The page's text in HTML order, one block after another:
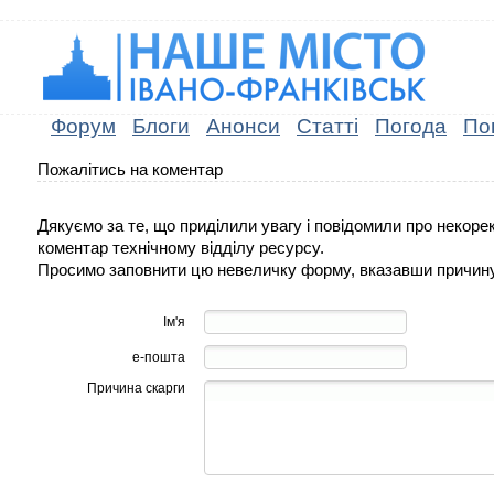
Форум Блоги Анонси Статті Погода
Пожалітись на коментар
Дякуємо за те, що приділили увагу і повідомили про
коментар технічному відділу ресурсу.
Просимо заповнити цю невеличку форму, вказавши
Ім'я
е-пошта
Причина скарги